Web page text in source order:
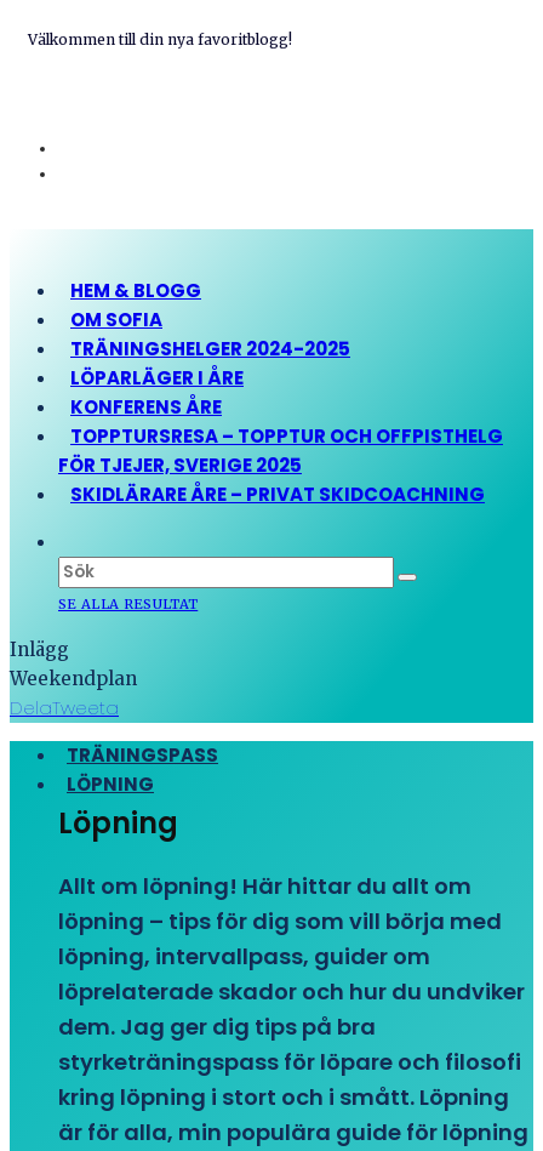
Välkommen till din nya favoritblogg!
HEM & BLOGG
OM SOFIA
TRÄNINGSHELGER 2024-2025
LÖPARLÄGER I ÅRE
KONFERENS ÅRE
TOPPTURSRESA – TOPPTUR OCH OFFPISTHELG
FÖR TJEJER, SVERIGE 2025
SKIDLÄRARE ÅRE – PRIVAT SKIDCOACHNING
SE ALLA RESULTAT
Inlägg
Weekendplan
DelaTweeta
TRÄNINGSPASS
LÖPNING
Löpning
Allt om löpning! Här hittar du allt om
löpning – tips för dig som vill börja med
löpning, intervallpass, guider om
löprelaterade skador och hur du undviker
dem. Jag ger dig tips på bra
styrketräningspass för löpare och filosofi
kring löpning i stort och i smått. Löpning
är för alla, min populära guide för löpning